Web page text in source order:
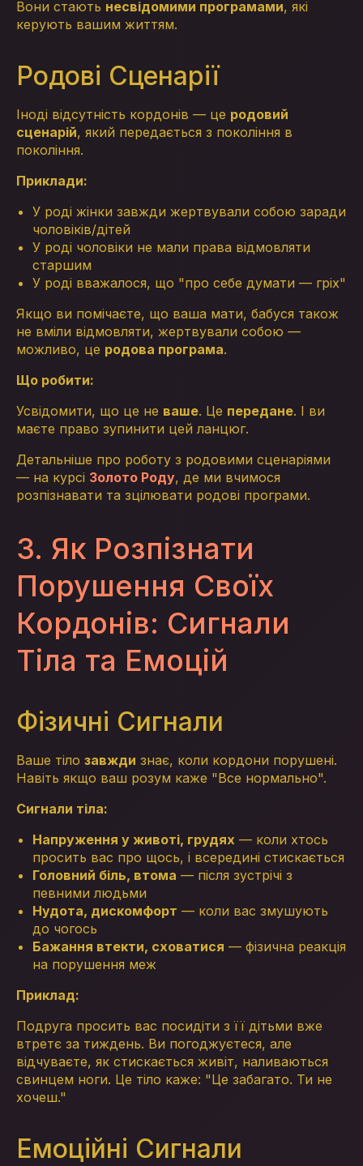
Вони стають несвідомими програмами, які
керують вашим життям.
Родові Сценарії
Іноді відсутність кордонів — це родовий
сценарій, який передається з покоління в
покоління.
Приклади:
У роді жінки завжди жертвували собою заради
чоловіків/дітей
У роді чоловіки не мали права відмовляти
старшим
У роді вважалося, що "про себе думати — гріх"
Якщо ви помічаєте, що ваша мати, бабуся також
не вміли відмовляти, жертвували собою —
можливо, це родова програма.
Що робити:
Усвідомити, що це не ваше. Це передане. І ви
маєте право зупинити цей ланцюг.
Детальніше про роботу з родовими сценаріями
— на курсі Золото Роду, де ми вчимося
розпізнавати та зцілювати родові програми.
3. Як Розпізнати
Порушення Своїх
Кордонів: Сигнали
Тіла та Емоцій
Фізичні Сигнали
Ваше тіло завжди знає, коли кордони порушені.
Навіть якщо ваш розум каже "Все нормально".
Сигнали тіла:
Напруження у животі, грудях — коли хтось
просить вас про щось, і всередині стискається
Головний біль, втома — після зустрічі з
певними людьми
Нудота, дискомфорт — коли вас змушують
до чогось
Бажання втекти, сховатися — фізична реакція
на порушення меж
Приклад:
Подруга просить вас посидіти з її дітьми вже
втретє за тиждень. Ви погоджуєтеся, але
відчуваєте, як стискається живіт, наливаються
свинцем ноги. Це тіло каже: "Це забагато. Ти не
хочеш."
Емоційні Сигнали